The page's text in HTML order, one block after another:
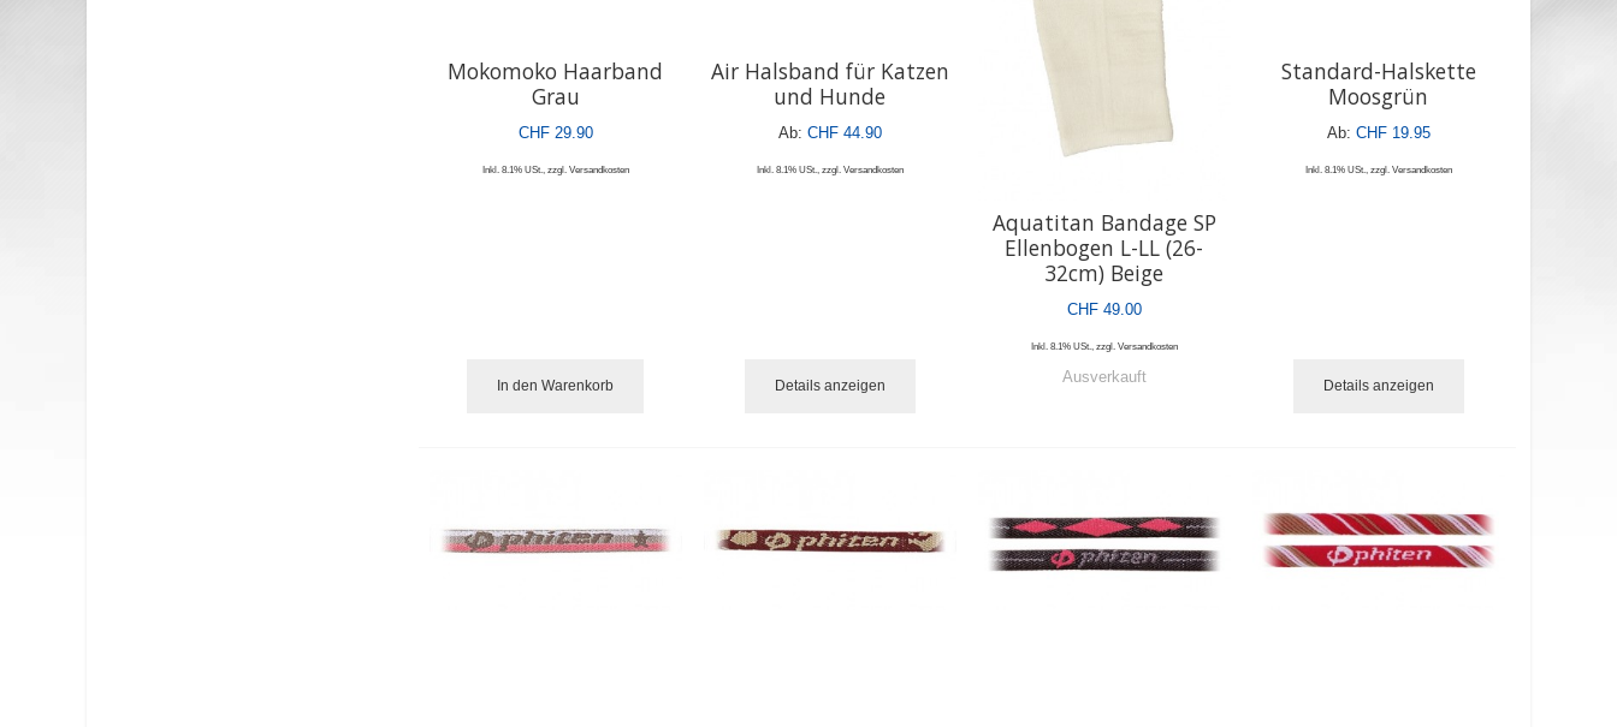
Mokomoko Haarband
Grau
CHF 29.90
Inkl. 8.1% USt., zzgl. Versandkosten
In den Warenkorb
Air Halsband für Katzen
und Hunde
Ab: CHF 44.90
Inkl. 8.1% USt., zzgl. Versandkosten
Details anzeigen
Aquatitan Bandage SP
Ellenbogen L-LL (26-
32cm) Beige
CHF 49.00
Inkl. 8.1% USt., zzgl. Versandkosten
Ausverkauft
Standard-Halskette
Moosgrün
Ab: CHF 19.95
Inkl. 8.1% USt., zzgl. Versandkosten
Details anzeigen